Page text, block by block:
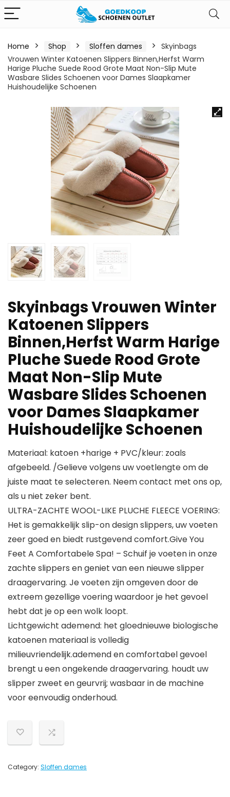
Home Shop Sloffen dames
Skyinbags
Vrouwen Winter Katoenen Slippers Binnen,Herfst Warm
Harige Pluche Suede Rood Grote Maat Non-Slip Mute
Wasbare Slides Schoenen voor Dames Slaapkamer
Huishoudelijke Schoenen
Skyinbags Vrouwen Winter
Katoenen Slippers
Binnen,Herfst Warm Harige
Pluche Suede Rood Grote
Maat Non-Slip Mute
Wasbare Slides Schoenen
voor Dames Slaapkamer
Huishoudelijke Schoenen
Materiaal: katoen +harige + PVC/kleur: zoals
afgebeeld. /Gelieve volgens uw voetlengte om de
juiste maat te selecteren. Neem contact met ons op,
als u niet zeker bent.
ULTRA-ZACHTE WOOL-LIKE PLUCHE FLEECE VOERING:
Het is gemakkelijk slip-on design slippers, uw voeten
zeer goed en biedt rustgevend comfort.Give You
Feet A Comfortabele Spa! – Schuif je voeten in onze
zachte slippers en geniet van een nieuwe slipper
draagervaring. Je voeten zijn omgeven door de
extreem gezellige voering waardoor je het gevoel
hebt dat je op een wolk loopt.
Lichtgewicht ademend: het gloednieuwe biologische
katoenen materiaal is volledig
milieuvriendelijk.ademend en comfortabel gevoel
brengt u een ongekende draagervaring. houdt uw
slipper zweet en geurvrij; wasbaar in de machine
voor eenvoudig onderhoud.
Category: Sloffen dames